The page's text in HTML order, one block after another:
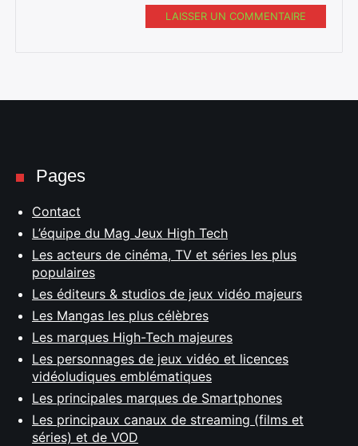
LAISSER UN COMMENTAIRE
Pages
Contact
L’équipe du Mag Jeux High Tech
Les acteurs de cinéma, TV et séries les plus
populaires
Les éditeurs & studios de jeux vidéo majeurs
Les Mangas les plus célèbres
Les marques High-Tech majeures
Les personnages de jeux vidéo et licences
vidéoludiques emblématiques
Les principales marques de Smartphones
Les principaux canaux de streaming (films et
séries) et de VOD